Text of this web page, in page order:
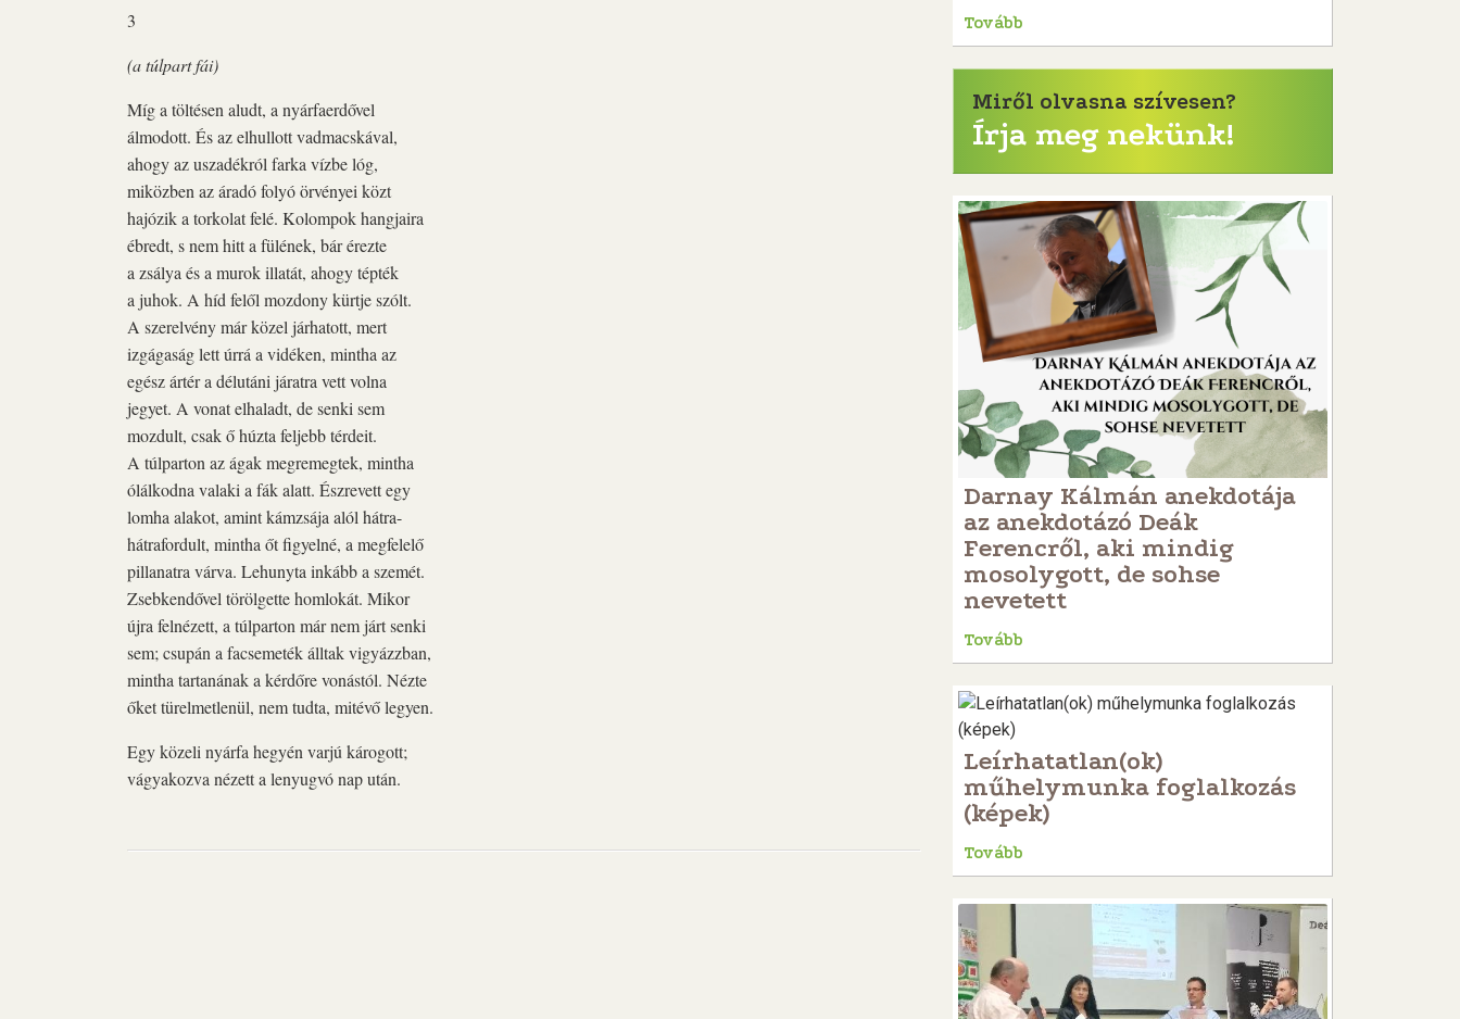
3
(a túlpart fái)
Míg a töltésen aludt, a nyárfaerdővel
álmodott. És az elhullott vadmacskával,
ahogy az uszadékról farka vízbe lóg,
miközben az áradó folyó örvényei közt
hajózik a torkolat felé. Kolompok hangjaira
ébredt, s nem hitt a fülének, bár érezte
a zsálya és a murok illatát, ahogy tépték
a juhok. A híd felől mozdony kürtje szólt.
A szerelvény már közel járhatott, mert
izgágaság lett úrrá a vidéken, mintha az
egész ártér a délutáni járatra vett volna
jegyet. A vonat elhaladt, de senki sem
mozdult, csak ő húzta feljebb térdeit.
A túlparton az ágak megremegtek, mintha
ólálkodna valaki a fák alatt. Észrevett egy
lomha alakot, amint kámzsája alól hátra-
hátrafordult, mintha őt figyelné, a megfelelő
pillanatra várva. Lehunyta inkább a szemét.
Zsebkendővel törölgette homlokát. Mikor
újra felnézett, a túlparton már nem járt senki
sem; csupán a facsemeték álltak vigyázzban,
mintha tartanának a kérdőre vonástól. Nézte
őket türelmetlenül, nem tudta, mitévő legyen.
Egy közeli nyárfa hegyén varjú károgott;
vágyakozva nézett a lenyugvó nap után.
Tovább
Miről olvasna szívesen?
Írja meg nekünk!
Darnay Kálmán anekdotája
az anekdotázó Deák
Ferencről, aki mindig
mosolygott, de sohse
nevetett
Tovább
Leírhatatlan(ok)
műhelymunka foglalkozás
(képek)
Tovább